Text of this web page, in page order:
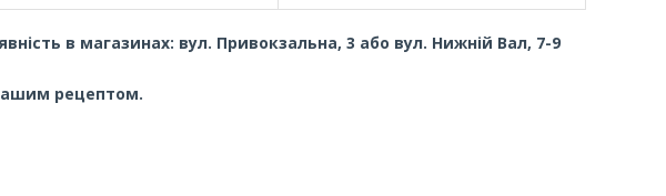
в магазинах: вул. Привокзальна, 3 або вул. Нижній Вал, 7-9
рецептом.